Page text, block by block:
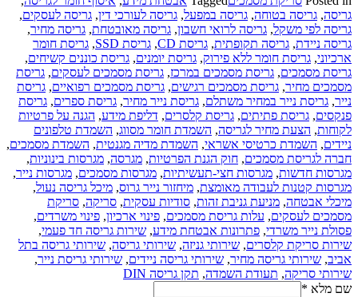
גריסה, גריסה בטוחה, גריסה במפעל, גריסה לעורכי דין, גריסה לעסקים,
גריסה לפי משקל, גריסה לרואי חשבון, גריסה מאובטחת, גריסה מחיר,
גריסה ניידת, גריסה תקופתית, גריסת CD , גריסת SSD , גריסת חומר
ארכיוני, גריסת חומר ללא פירוק, גריסת יומנים, גריסת כוננים קשיחים,
גריסת מסמכים, גריסת מסמכים במרכז, גריסת מסמכים לעסקים, גריסת
מסמכים מחיר, גריסת מסמכים רגישים, גריסת מסמכים רפואיים, גריסת
נייר, גריסת נייר במחיר משתלם, גריסת נייר מחיר, גריסת ספרים, גריסת
פנקסים, גריסת פתיתים, גריסת קלסרים, דליפת מידע, הגנה על פרטיות
לקוחות, הצעת מחיר לגריסה, השמדת חומר מסווג, השמדת טלפונים
ניידים, השמדת כרטיסי אשראי, השמדת מדיה מגנטית, השמדת מסמכים,
חברה לגריסת מסמכים, חוק הגנת הפרטיות, מגרסה, מגרסות בינוניות,
מגרסות חדשות, מגרסות חצי-תעשיתיות, מגרסות מסמכים, מגרסות נייר,
מגרסות קטנות לעבודה מאומצת, מיחזור נייר גרוס, מיכל גריסה נעול,
מיכלי אבטחה, מניעת גניבת זהות, סודיות עסקית, סריקה, סריקת
מסמכים לעסקים, עלות גריסת מסמכים, פינוי ארכיון, פינוי משרדים,
פסולת נייר משרדי, פתרונות אבטחת מידע, שירות גריסה חד פעמי,
שירות סריקת קלסרים, שירותי גניזה, שירותי גריסה, שירותי גריסה בתל
אביב, שירותי גריסה מחיר, שירותי גריסה ניידים, שירותי גריסת נייר,
שירותי סריקה, תעודת השמדה, תקן גריסה DIN
שם מלא *